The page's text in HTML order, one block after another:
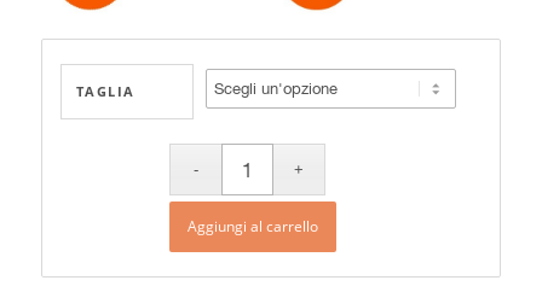
TAGLIA
Aggiungi al carrello